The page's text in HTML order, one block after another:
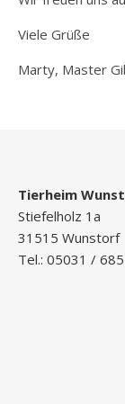
Viele Grüße
Marty, Master
Tierheim
Stiefelholz 1a
31515 Wunstorf
Tel.: 05031 /